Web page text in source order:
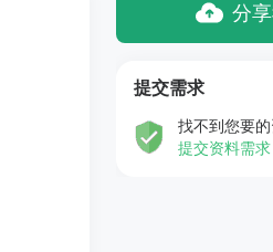
分
提交需求
找不到您要的
提交资料需求